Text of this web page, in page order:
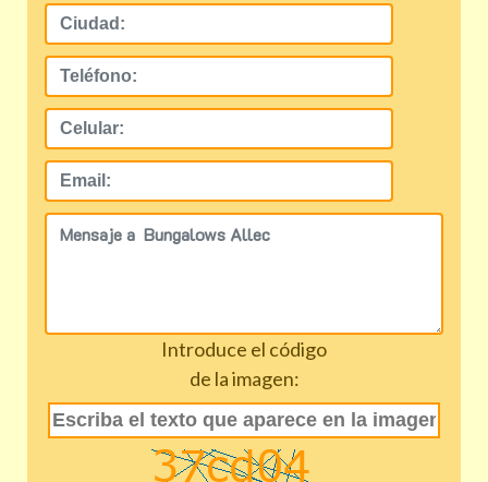
Introduce el código
de la imagen: